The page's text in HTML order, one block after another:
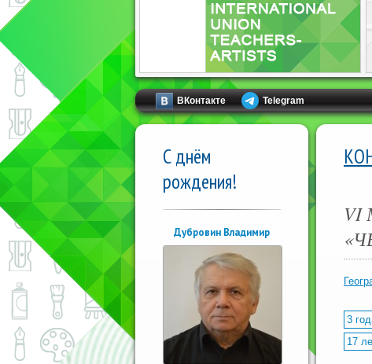
ВКонтакте Telegram
С днём
рождения!
Дубровин Владимир
VI
3
17